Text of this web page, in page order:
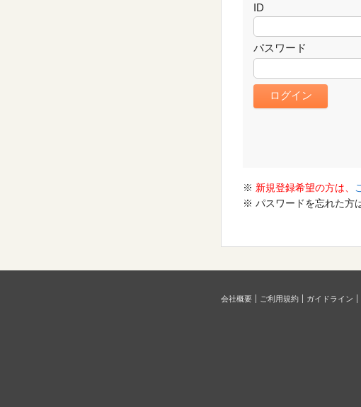
ID
パスワード
※ 新規登録希望の方は、
※ パスワードを忘れた方は
会社概要 ご利用規約 ガイドライン